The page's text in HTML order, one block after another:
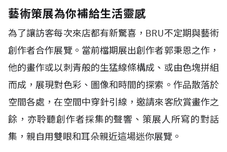
藝術策展為你補給生活靈感
為了讓訪客每次來店都有新驚喜， BRU不定期與藝術
創作者合作展覽。當前檔期展出創作者郭秉恩之作，
他的畫作或以刺青般的生猛線條構成、或由色塊拼組
而成，展現對色彩、圖像和時間的探索。作品散落於
空間各處，在空間中穿針引線，邀請來客欣賞畫作之
餘，亦聆聽創作者採集的聲響、策展人所寫的對話
集，親自用雙眼和耳朵親近這場迷你展覽。